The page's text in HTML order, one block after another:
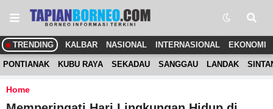
TRENDING KALBAR NASIONAL INTERNASIONAL EKONOMI
PONTIANAK KUBU RAYA SEKADAU SANGGAU LANDAK
Home